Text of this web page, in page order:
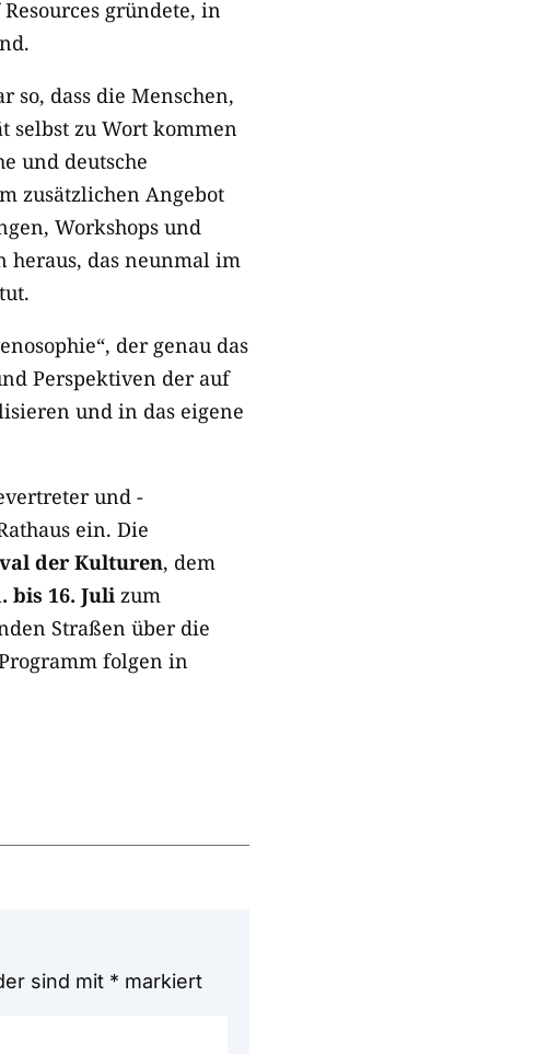
gründete, in
so, dass die Menschen,
zu Wort kommen
und deutsche
zusätzlichen Angebot
Workshops und
das neunmal im
der genau das
Perspektiven der auf
und in das eigene
und -
ein. Die
der Kulturen, dem
bis 16. Juli zum
Straßen über die
folgen in
sind mit * markiert